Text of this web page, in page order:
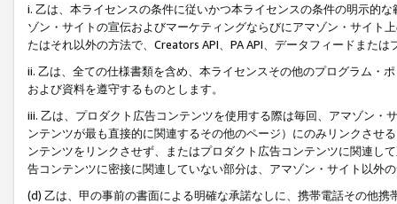
i. 乙は、本ライセンスの条件に従いかつ本ライセンスの条件の明示的
ゾン・サイトの宣伝およびマーケティングならびにアマゾン・サイト
たはそれ以外の方法で、Creators API、PA API、データフィードまた
ii. 乙は、全ての仕様書類を含め、本ライセンスその他のプログラム・
および資料を遵守するものとします。
iii. 乙は、プロダクト広告コンテンツを使用する際は毎回、アマゾン
ンテンツが最も直接的に関連するその他のページ）にのみリンクさせ
ンテンツをリンクさせず、またはプロダクト広告コンテンツに関連し
告コンテンツに密接に関連していない部分は、アマゾン・サイト以外
(d) 乙は、甲の事前の書面による明確な承諾なしに、携帯電話その他